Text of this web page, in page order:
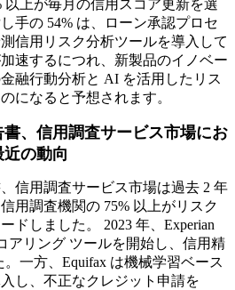
以上が毎月の信用スコア更新を選
手の 54% は、ローン承認プロセ
信用リスク分析ツールを導入して
速するにつれ、新製品のイノベー
融行動分析と AI を活用したリス
になると予想されます。
、信用調査サービス市場にお
の動向
信用調査サービス市場は過去 2 年
用調査機関の 75% 以上がリスク
ドしました。 2023 年、Experian
アリング ツールを開始し、信用精
。一方、Equifax は機械学習ベース
し、不正なクレジット申請を